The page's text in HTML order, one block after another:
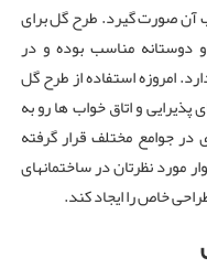
آن صورت گیرد. طرح گل برای
مناسب بوده و در
امروزه استفاده از طرح گل
و اتاق خواب ها رو به
در جوامع مختلف قرار گرفته
مورد نظرتان در ساختمانهای
خاص را ایجاد کند.